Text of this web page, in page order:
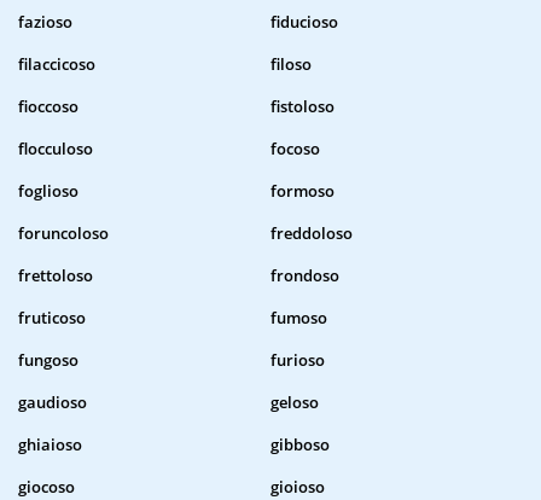
fazioso
fiducioso
filaccicoso
filoso
fioccoso
fistoloso
flocculoso
focoso
foglioso
formoso
foruncoloso
freddoloso
frettoloso
frondoso
fruticoso
fumoso
fungoso
furioso
gaudioso
geloso
ghiaioso
gibboso
giocoso
gioioso